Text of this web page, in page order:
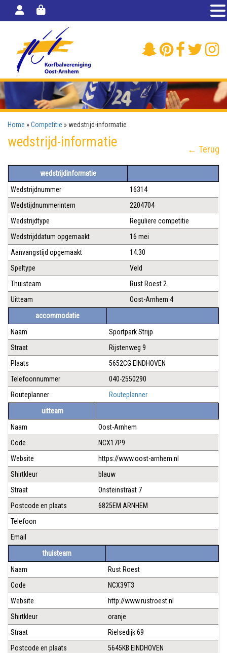
Home »Competitie »wedstrijd-informatie
wedstrijd-informatie ← Terug
wedstrijdinformatie
Wedstrijdnummer
16314
Wedstijdnummerintern
2204704
Wedstrijdtype
Reguliere competitie
Wedstrijddatum opgemaakt
16 mei
Aanvangstijd opgemaakt
14:30
Speltype
Veld
Thuisteam
Rust Roest 2
Uitteam
Oost-Arnhem 4
accommodatie
Naam
Sportpark Strijp
Straat
Rijstenweg 9
Plaats
5652CG EINDHOVEN
Telefoonnummer
040-2550290
Routeplanner
Routeplanner
uitteam
Naam
Oost-Arnhem
Code
NCX17P9
Website
https://www.oost-arnhem.nl
Shirtkleur
blauw
Straat
Onsteinstraat 7
Postcode en plaats
6825EM ARNHEM
Telefoon
Email
thuisteam
Naam
Rust Roest
Code
NCX39T3
Website
http://www.rustroest.nl
Shirtkleur
oranje
Straat
Rielsedijk 69
Postcode en plaats
5645KB EINDHOVEN